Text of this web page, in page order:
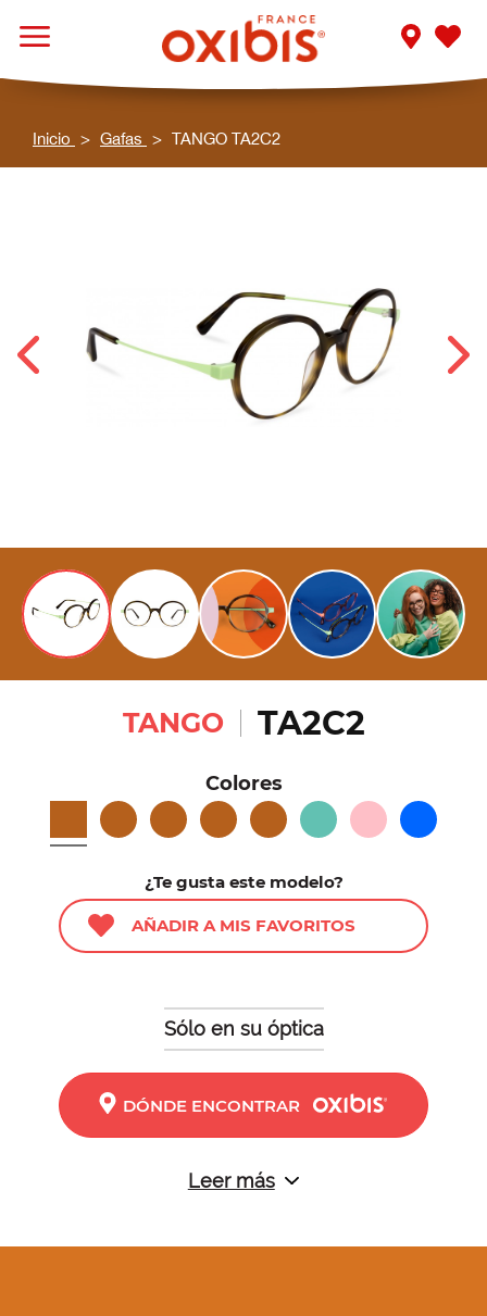
Inicio Gafas TANGO TA2C2
TANGO TA2C2
Colores
¿Te gusta este modelo?
AÑADIR A MIS FAVORITOS
Sólo en su óptica
DÓNDE ENCONTRAR
Leer más